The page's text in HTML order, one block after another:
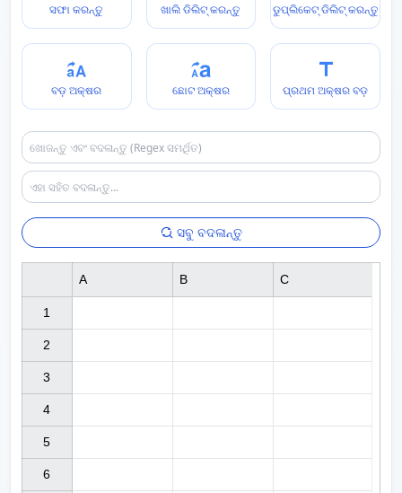
ସଫା କରନ୍ତୁ ଖାଲି ଡିଲିଟ୍ କରନ୍ତୁ ଡୁପ୍ଲିକେଟ୍ ଡିଲିଟ୍ କରନ୍ତୁ
ବଡ଼ ଅକ୍ଷର ଛୋଟ ଅକ୍ଷର ପ୍ରଥମ ଅକ୍ଷର ବଡ଼
ସବୁ ବଦଳାନ୍ତୁ
1
2
3
4
5
6
A B C